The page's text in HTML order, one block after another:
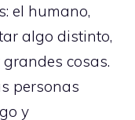
el humano,
algo distinto,
cosas.
personas
y